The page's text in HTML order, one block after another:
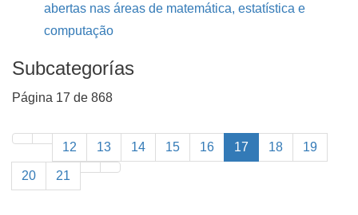
abertas nas áreas de matemática, estatística e
computação
Subcategorías
Página 17 de 868
12 13 14 15 16 17 18 19
20 21